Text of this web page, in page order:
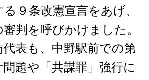
９条改憲宣言をあげ、
判を呼びかけました。
代表も、中野駅前での第
題や「共謀罪」強行に